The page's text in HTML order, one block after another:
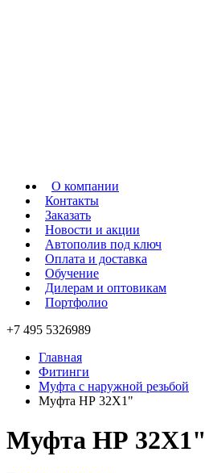
О компании
Контакты
Заказать
Новости и акции
Автополив под ключ
Оплата и доставка
Обучение
Дилерам и оптовикам
Портфолио
+7 495 5326989
Главная
Фитинги
Муфта с наружной резьбой
Муфта НР 32Х1"
Муфта НР 32Х1"